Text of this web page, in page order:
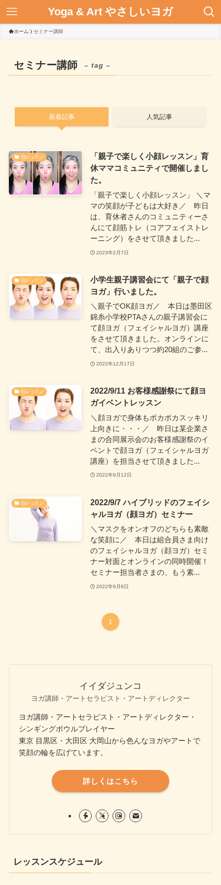
Yoga & Art やさしいヨガ
ホーム セミナー講師
セミナー講師 – tag –
新着記事 人気記事
顔レッスン
「親子で楽しく小顔レッスン」育
休ママコミュニティで開催しまし
た。
「親子で楽しく小顔レッスン」 ＼マ
マの笑顔が子どもは大好き／ 昨日
は、育休者さんのコミュニティーさ
んにて顔筋トレ（コアフェイストレ
ーニング）をさせて頂きました...
2023年2月7日
顔レッスン
小学生親子講習会にて「親子で顔
ヨガ」行いました。
＼親子でOK顔ヨガ／ 本日は墨田区
錦糸小学校PTAさんの親子講習会に
て顔ヨガ（フェイシャルヨガ）講座
をさせて頂きました。オンラインに
て、出入りありつつ約20組のご参...
2022年12月17日
顔レッスン
2022/9/11 お客様感謝祭にて顔ヨ
ガイベントレッスン
＼顔ヨガで身体もポカポカスッキリ
上向きに・・・／ 昨日は某企業さ
まの合同展示会のお客様感謝祭のイ
ベントで顔ヨガ（フェイシャルヨガ
講座）を担当させて頂きました...
2022年9月12日
顔レッスン
2022/9/7 ハイブリッドのフェイシ
ャルヨガ（顔ヨガ）セミナー
＼マスクをオンオフのどちらも素敵
な笑顔に／ 本日は組合員さま向け
のフェイシャルヨガ（顔ヨガ）セミ
ナー対面とオンラインの同時開催！
セミナー担当者さまの、もう素...
2022年9月8日
1
イイダジュンコ
ヨガ講師・アートセラピスト・アートディレクター
ヨガ講師・アートセラピスト・アートディレクター・
シンギングボウルプレイヤー
東京 目黒区・大田区 大岡山から色んなヨガやアートで
笑顔の輪を広げています。
詳しくはこちら
レッスンスケジュール